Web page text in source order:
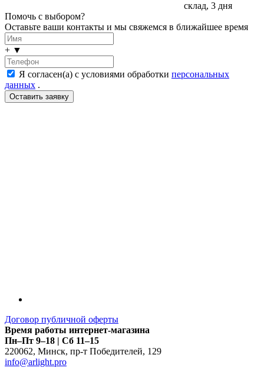
склад, 3 дня
Помочь с выбором?
Оставьте ваши контакты и мы свяжемся в ближайшее время
+ ▼
Я согласен(а) с условиями обработки персональных
данных .
Договор публичной оферты
Время работы интернет-магазина
Пн–Пт 9–18 | Сб 11–15
220062, Минск, пр-т Победителей, 129
info@arlight.pro